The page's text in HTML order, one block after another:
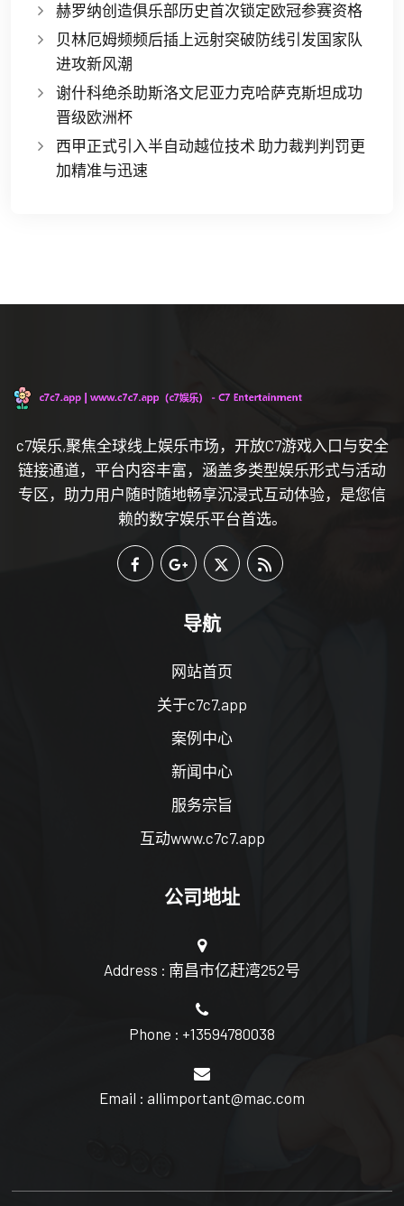
赫罗纳创造俱乐部历史首次锁定欧冠参赛资格
贝林厄姆频频后插上远射突破防线引发国家队
进攻新风潮
谢什科绝杀助斯洛文尼亚力克哈萨克斯坦成功
晋级欧洲杯
西甲正式引入半自动越位技术 助力裁判判罚更
加精准与迅速
c7娱乐,聚焦全球线上娱乐市场，开放C7游戏入口与安全
链接通道，平台内容丰富，涵盖多类型娱乐形式与活动
专区，助力用户随时随地畅享沉浸式互动体验，是您信
赖的数字娱乐平台首选。
导航
网站首页
关于c7c7.app
案例中心
新闻中心
服务宗旨
互动www.c7c7.app
公司地址
Address : 南昌市亿赶湾252号
Phone : +13594780038
Email : allimportant@mac.com